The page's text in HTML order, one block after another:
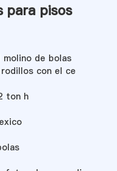
para pisos
de bolas
con el ce
ton h